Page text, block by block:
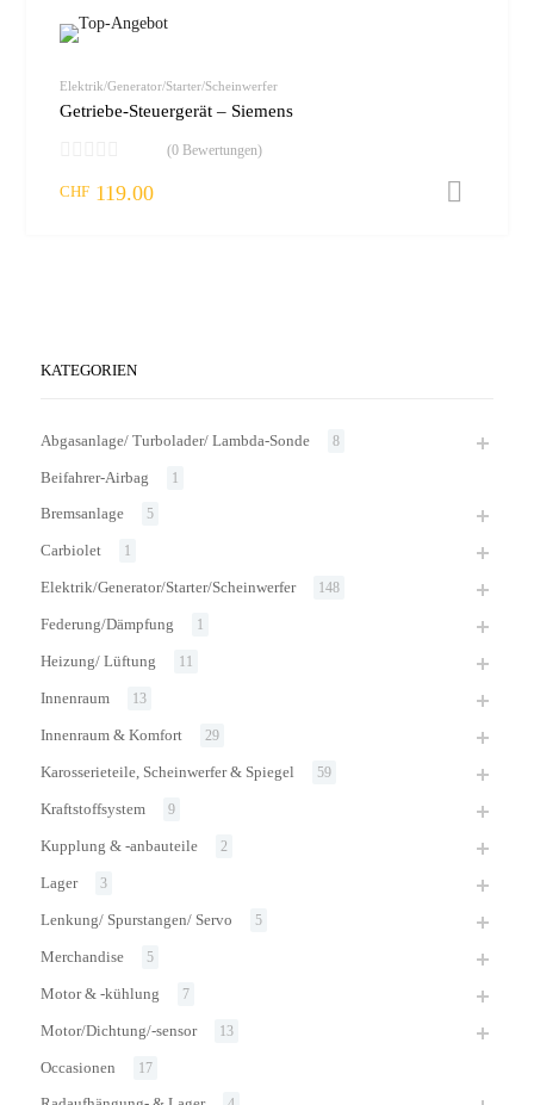
Elektrik/Generator/Starter/Scheinwerfer
Getriebe-Steuergerät – Siemens
(0 Bewertungen)
CHF 119.00
KATEGORIEN
Abgasanlage/ Turbolader/ Lambda-Sonde 8
Beifahrer-Airbag 1
Bremsanlage 5
Carbiolet 1
Elektrik/Generator/Starter/Scheinwerfer 148
Federung/Dämpfung 1
Heizung/ Lüftung 11
Innenraum 13
Innenraum & Komfort 29
Karosserieteile, Scheinwerfer & Spiegel 59
Kraftstoffsystem 9
Kupplung & -anbauteile 2
Lager 3
Lenkung/ Spurstangen/ Servo 5
Merchandise 5
Motor & -kühlung 7
Motor/Dichtung/-sensor 13
Occasionen 17